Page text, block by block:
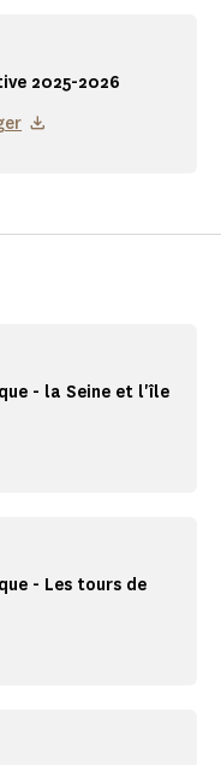
2025-2026
- la Seine et l'île
- Les tours de